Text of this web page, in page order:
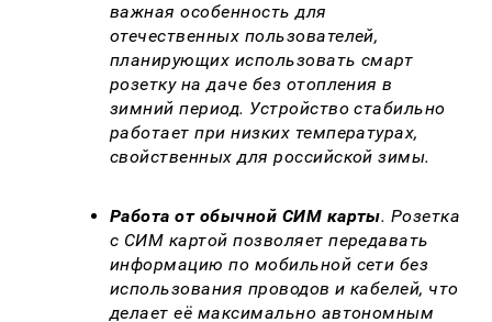
важная особенность для
отечественных пользователей,
планирующих использовать смарт
розетку на даче без отопления в
зимний период. Устройство стабильно
работает при низких температурах,
свойственных для российской зимы.
Работа от обычной СИМ карты. Розетка
с СИМ картой позволяет передавать
информацию по мобильной сети без
использования проводов и кабелей, что
делает её максимально автономным